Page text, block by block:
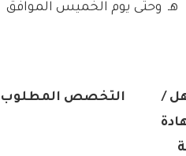
هـ وحتى يوم الخميس الموافق 23 / 5 / 1442 هـ
/
التخصص المطلوب